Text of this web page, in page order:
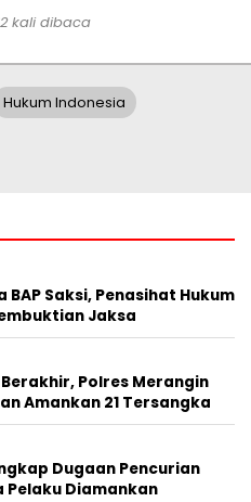
kali dibaca
Hukum Indonesia
Saksi, Penasihat Hukum
Jaksa
Polres Merangin
Amankan 21 Tersangka
Dugaan Pencurian
Pelaku Diamankan